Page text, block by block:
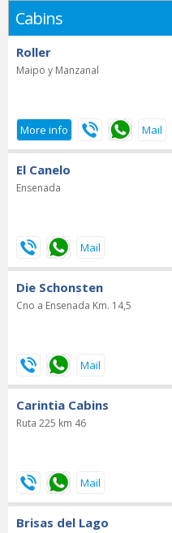
Cabins
Roller
Maipo y Manzanal
El Canelo
Ensenada
Die Schonsten
Cno a Ensenada Km. 14,5
Carintia Cabins
Ruta 225 km 46
Brisas del Lago